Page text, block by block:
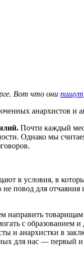
Вот что они пишут
анархистов и
Почти каждый
Однако мы
в условия, в
повод для отчаяния
товарищам
с образованием
и анархистки в
для нас — первый